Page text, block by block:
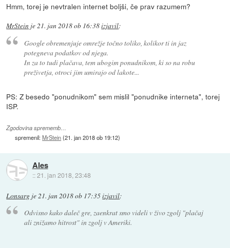
Hmm, torej je nevtralen internet boljši, če prav razumem?
MrStein je21. jan 2018 ob 16:38izjavil:
Google obremenjuje omrežje točno toliko, kolikor ti in jaz
potegneva podatkov od njega.
In za to tudi plačava, tem ubogim ponudnikom, ki so na robu
preživetja, otroci jim umirajo od lakote...
PS: Z besedo "ponudnikom" sem mislil "ponudnike interneta", torej
ISP.
Zgodovina sprememb…
spremenil:MrStein(21. jan 2018 ob 19:12)
Ales
::21. jan 2018, 23:48
Lonsarg je 21. jan 2018 ob 17:35izjavil:
Odvisno kako daleč gre, zaenkrat smo videli v živo zgolj "plačaj
ali znižamo hitrost" in zgolj v Ameriki.